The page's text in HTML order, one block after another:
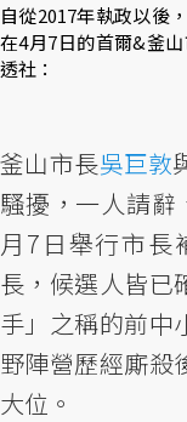
自從2017年執政以後
在4月7日的首爾&釜
透社：
釜山市長吳巨敦
騷擾，一人請
月7日舉行市長
長，候選人皆已
手」之稱的前中
野陣營歷經廝殺
大位。